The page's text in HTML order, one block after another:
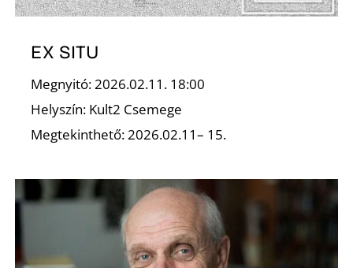
EX SITU
Megnyitó: 2026.02.11. 18:00
Helyszín: Kult2 Csemege
Megtekinthető: 2026.02.11– 15.